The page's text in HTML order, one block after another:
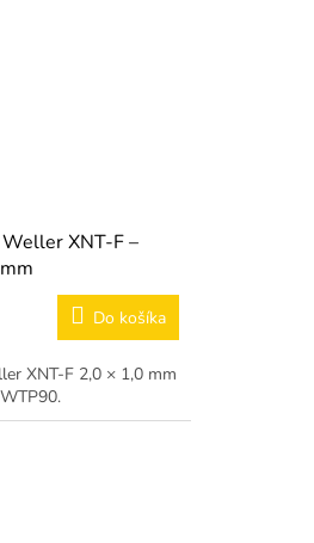
XNT-F –
Do košíka
XNT-F 2,0 × 1,0 mm